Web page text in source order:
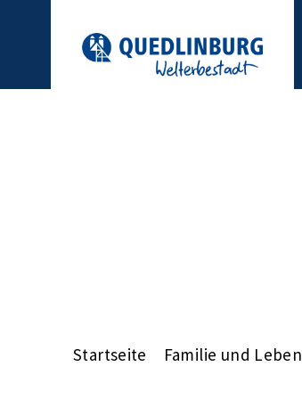
Startseite Familie und Leben